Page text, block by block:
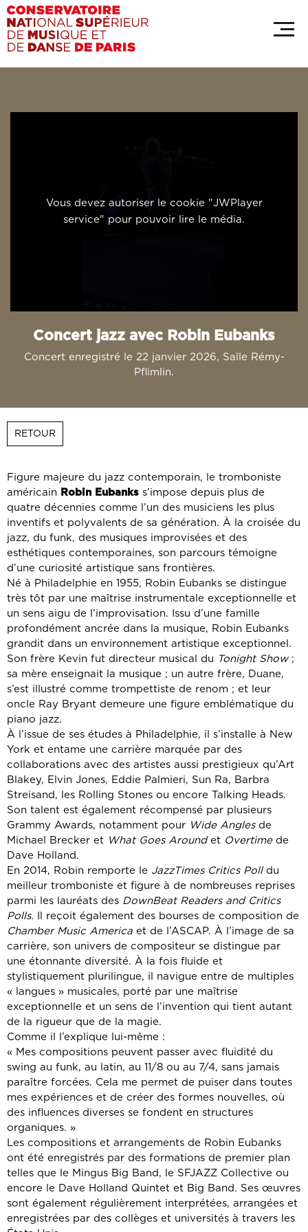
Aller
au
contenu
principal
Vous devez autoriser le cookie "JWPlayer
service" pour pouvoir lire le média.
Concert jazz avec Robin Eubanks
Concert enregistré le 22 janvier 2026, Salle Rémy-
Pflimlin.
RETOUR
Figure majeure du jazz contemporain, le tromboniste
américain
Robin Eubanks s’impose depuis plus de
quatre décennies comme l’un des musiciens les plus
inventifs et polyvalents de sa génération. À la croisée du
jazz, du funk, des musiques improvisées et des
esthétiques contemporaines, son parcours témoigne
d’une curiosité artistique sans frontières.
Né à Philadelphie en 1955, Robin Eubanks se distingue
très tôt par une maîtrise instrumentale exceptionnelle et
un sens aigu de l’improvisation. Issu d’une famille
profondément ancrée dans la musique, Robin Eubanks
grandit dans un environnement artistique exceptionnel.
Son frère Kevin fut directeur musical du Tonight Show;
sa mère enseignait la musique ; un autre frère, Duane,
s’est illustré comme trompettiste de renom ; et leur
oncle Ray Bryant demeure une figure emblématique du
piano jazz.
À l’issue de ses études à Philadelphie, il s’installe à New
York et entame une carrière marquée par des
collaborations avec des artistes aussi prestigieux qu’Art
Blakey, Elvin Jones, Eddie Palmieri, Sun Ra, Barbra
Streisand, les Rolling Stones ou encore Talking Heads.
Son talent est également récompensé par plusieurs
Grammy Awards, notamment pour Wide Anglesde
Michael Brecker et What Goes Aroundet Overtimede
Dave Holland.
En 2014, Robin remporte le JazzTimes Critics Polldu
meilleur tromboniste et figure à de nombreuses reprises
parmi les lauréats des DownBeat Readers and Critics
Polls. Il reçoit également des bourses de composition de
Chamber Music America et de l’ASCAP. À l’image de sa
carrière, son univers de compositeur se distingue par
une étonnante diversité. À la fois fluide et
stylistiquement plurilingue, il navigue entre de multiples
« langues » musicales, porté par une maîtrise
exceptionnelle et un sens de l’invention qui tient autant
de la rigueur que de la magie.
Comme il l’explique lui-même :
« Mes compositions peuvent passer avec fluidité du
swing au funk, au latin, au 11/8 ou au 7/4, sans jamais
paraître forcées. Cela me permet de puiser dans toutes
mes expériences et de créer des formes nouvelles, où
des influences diverses se fondent en structures
organiques. »
Les compositions et arrangements de Robin Eubanks
ont été enregistrés par des formations de premier plan
telles que le Mingus Big Band, le SFJAZZ Collective ou
encore le Dave Holland Quintet et Big Band. Ses œuvres
sont également régulièrement interprétées, arrangées et
enregistrées par des collèges et universités à travers les
Panneau de gestion des cookies